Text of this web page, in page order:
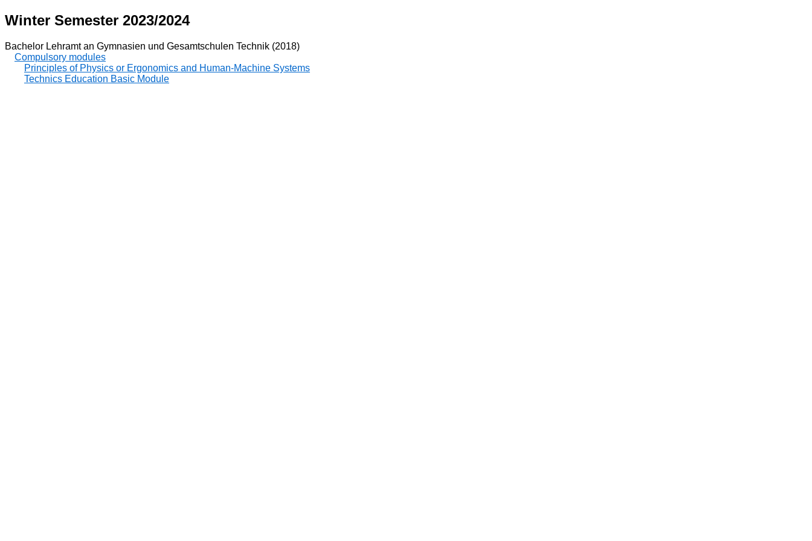
Winter Semester 2023/2024
Bachelor Lehramt an Gymnasien und Gesamtschulen Technik (2018)
Compulsory modules
Principles of Physics or Ergonomics and Human-Machine Systems
Technics Education Basic Module